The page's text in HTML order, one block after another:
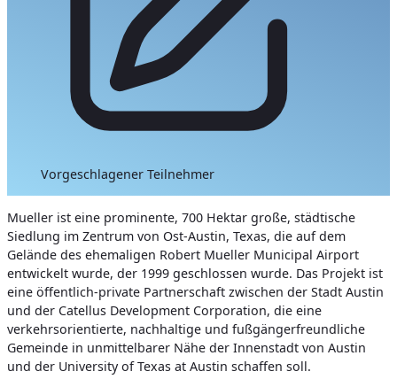
Vorgeschlagener Teilnehmer
Mueller ist eine prominente, 700 Hektar große, städtische
Siedlung im Zentrum von Ost-Austin, Texas, die auf dem
Gelände des ehemaligen Robert Mueller Municipal Airport
entwickelt wurde, der 1999 geschlossen wurde. Das Projekt ist
eine öffentlich-private Partnerschaft zwischen der Stadt Austin
und der Catellus Development Corporation, die eine
verkehrsorientierte, nachhaltige und fußgängerfreundliche
Gemeinde in unmittelbarer Nähe der Innenstadt von Austin
und der University of Texas at Austin schaffen soll.